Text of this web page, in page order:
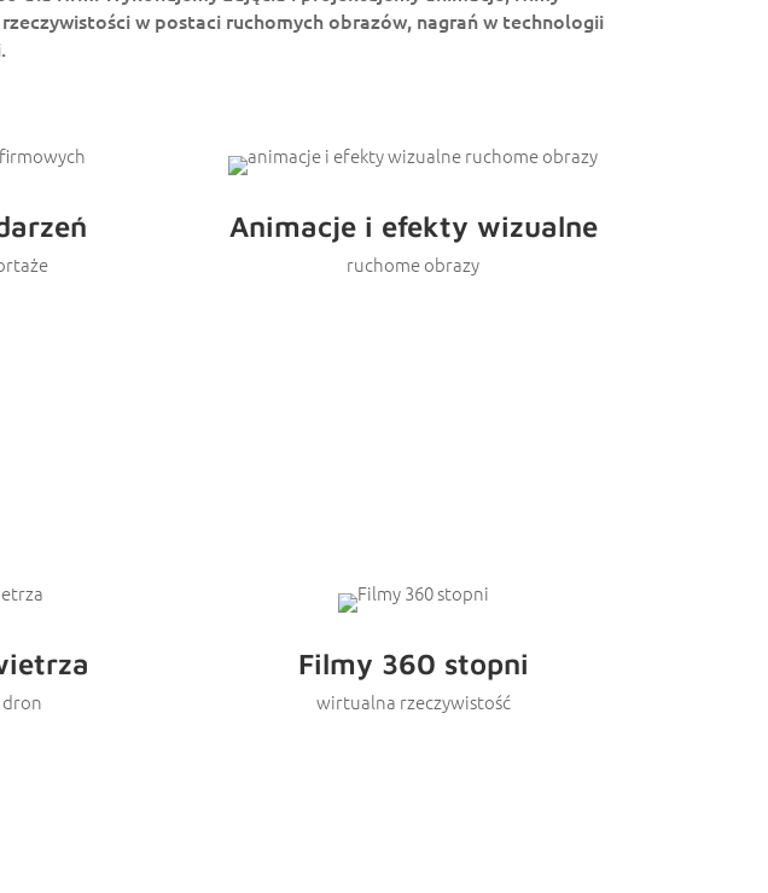
w postaci ruchomych obrazów, nagrań w technologii
Animacje i efekty wizualne
ruchome obrazy
dron
Filmy 360 stopni
wirtualna rzeczywistość